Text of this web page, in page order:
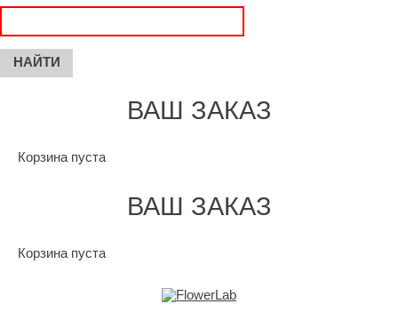
ВАШ ЗАКАЗ
Корзина пуста
ВАШ ЗАКАЗ
Корзина пуста